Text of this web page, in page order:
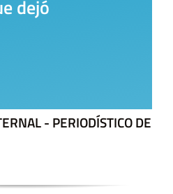
dejó
- PERIODÍSTICO DE